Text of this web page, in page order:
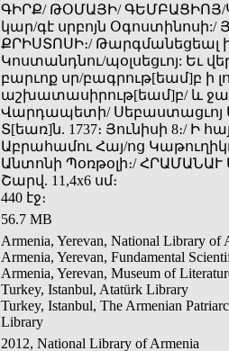
ԳԻՐՔ/ ԹՕՄԱՅԻ/ ԳԵՄԲԱՑԻՈՅ/
կար/գէ սրբոյն
ՔՐԻՍՏՈՍԻ։/ Թարգմանեցեալ
Կոստանդնու/պօլսեցւոյ: Եւ
բարւոք սր/բագրութ[եամ]բ ի
աշխատասիրութ[եամ]բ/ և
Վարդապետի/ Սեբաստացւոյ
Տ[եառ]ն. 1737։ Յունիսի 8։/ Ի
Աբրահամու Հայ/ոց
Անտոնի Պօռթօլի։/
Շարվ. 11,4x6 սմ։
440 էջ։
56.7 MB
Armenia, Yerevan, National Library of
Armenia, Yerevan, Fundamental
Armenia, Yerevan, Museum of
Turkey, Istanbul, Atatürk Library
Turkey, Istanbul, The Armenian
Library
2012, National Library of Armenia